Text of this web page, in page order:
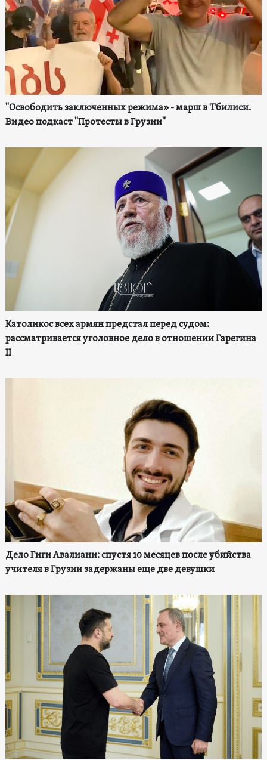
"Освободить заключенных режима» - марш в Тбилиси.
Видео подкаст "Протесты в Грузии"
Католикос всех армян предстал перед судом:
рассматривается уголовное дело в отношении Гарегина
II
Дело Гиги Авалиани: спустя 10 месяцев после убийства
учителя в Грузии задержаны еще две девушки